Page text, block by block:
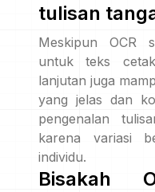
tulisan
Meskipun OCR
untuk teks
lanjutan juga
yang jelas dan
pengenalan
karena variasi
individu.
Bisakah